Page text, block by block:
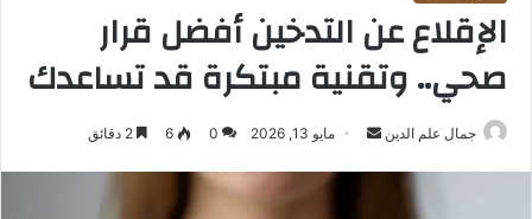
الإقلاع عن التدخين أفضل قرار
صحي.. وتقنية مبتكرة قد تساعدك
جمال علم الدين
أرسل مايو 13, 2026 0
6